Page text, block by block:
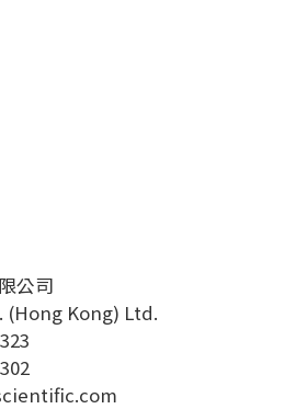
公司
(Hong Kong) Ltd.